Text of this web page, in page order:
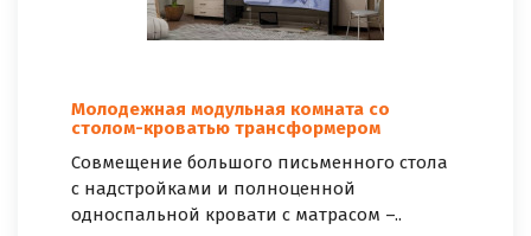
Молодежная модульная комната со
столом-кроватью трансформером
Совмещение большого письменного стола
с надстройками и полноценной
односпальной кровати с матрасом –..